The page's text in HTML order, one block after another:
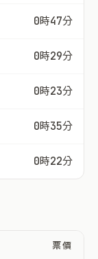
0時47分
0時29分
0時23分
0時35分
0時22分
票價